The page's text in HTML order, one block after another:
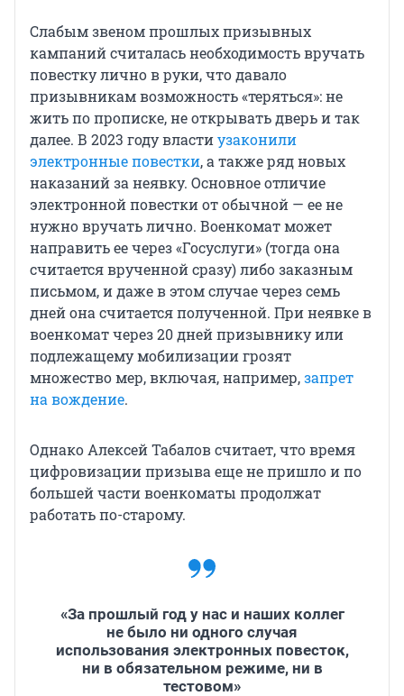
Слабым звеном прошлых призывных
кампаний считалась необходимость вручать
повестку лично в руки, что давало
призывникам возможность «теряться»: не
жить по прописке, не открывать дверь и так
далее. В 2023 году властиузаконили
электронные повестки, а также ряд новых
наказаний за неявку. Основное отличие
электронной повестки от обычной — ее не
нужно вручать лично. Военкомат может
направить ее через «Госуслуги» (тогда она
считается врученной сразу) либо заказным
письмом, и даже в этом случае через семь
дней она считается полученной. При неявке в
военкомат через 20 дней призывнику или
подлежащему мобилизации грозят
множество мер, включая, например,запрет
на вождение.
Однако Алексей Табалов считает, что время
цифровизации призыва еще не пришло и по
большей части военкоматы продолжат
работать по-старому.
«За прошлый год у нас и наших коллег
не было ни одного случая
использования электронных повесток,
ни в обязательном режиме, ни в
тестовом»